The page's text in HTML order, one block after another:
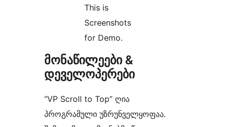
This is
Screenshots
for Demo.
მონაწილეები &
დეველოპერები
“VP Scroll to Top” ღია
პროგრამული უზრუნველყოფაა.